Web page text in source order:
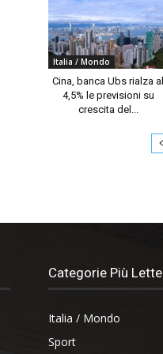
Italia / Mondo
Cina, banca Ubs rialza al
4,5% le previsioni su
crescita del...
Categorie Più Lette
Italia / Mondo
Sport